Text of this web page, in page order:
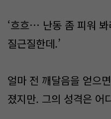
‘흐흐… 난동 좀 피워
질근질한데.’
얼마 전 깨달음을 얻으
졌지만. 그의 성격은 어